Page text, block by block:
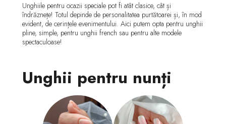
Unghiile pentru ocazii speciale pot fi atât clasice, cât și
îndrăznețe! Totul depinde de personalitatea purtătoarei și, în mod
evident, de cerințele evenimentului. Aici putem opta pentru unghii
pline, simple, pentru unghii french sau pentru alte modele
spectaculoase!
Unghii pentru nunți